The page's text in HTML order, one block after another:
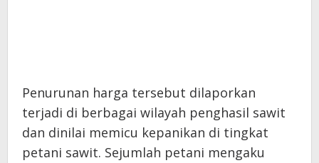
Penurunan harga tersebut dilaporkan
terjadi di berbagai wilayah penghasil sawit
dan dinilai memicu kepanikan di tingkat
petani sawit. Sejumlah petani mengaku